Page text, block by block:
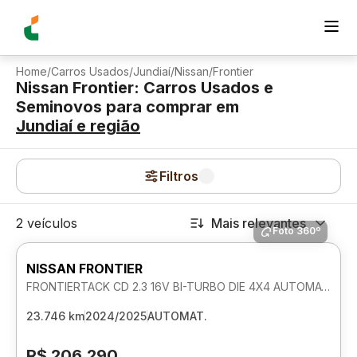
Home/Carros Usados/Jundiaí/Nissan/Frontier
Nissan Frontier: Carros Usados e
Seminovos para comprar em
Jundiaíe região
Filtros
2 veículos Mais relevantes
Foto 360º
NISSAN FRONTIER
FRONTIERTACK CD 2.3 16V BI-TURBO DIE 4X4 AUTOMATICO
23.746 km2024/2025AUTOMAT.